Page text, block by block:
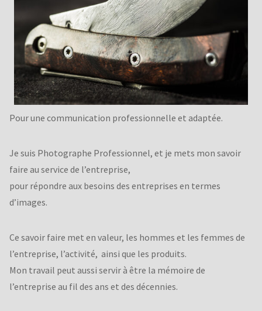
Pour une communication professionnelle et adaptée.
Je suis Photographe Professionnel, et je mets mon savoir
faire au service de l’entreprise,
pour répondre aux besoins des entreprises en termes
d’images.
Ce savoir faire met en valeur, les hommes et les femmes de
l’entreprise, l’activité, ainsi que les produits.
Mon travail peut aussi servir à être la mémoire de
l’entreprise au fil des ans et des décennies.